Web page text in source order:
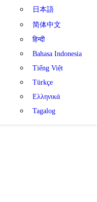
日本語
简体中文
हिन्दी
Bahasa Indonesia
Tiếng Việt
Türkçe
Ελληνικά
Tagalog